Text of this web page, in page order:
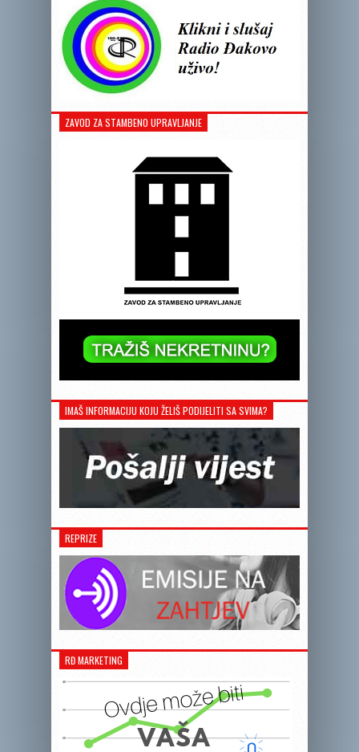
ZAVOD ZA STAMBENO UPRAVLJANJE
IMAŠ INFORMACIJU KOJU ŽELIŠ PODIJELITI SA SVIMA?
REPRIZE
RĐ MARKETING